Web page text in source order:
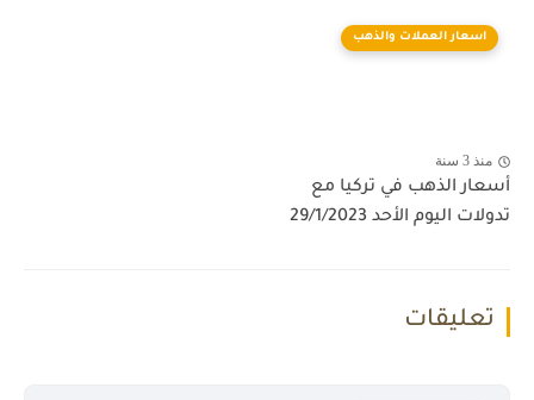
اسعار العملات والذهب
منذ 3 سنة
أسعار الذهب في تركيا مع
تدولات اليوم الأحد 29/1/2023
تعليقات